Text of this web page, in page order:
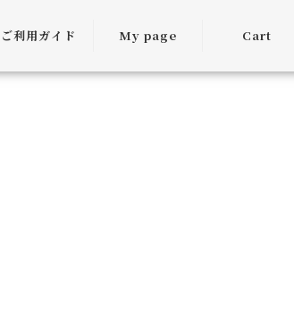
ご利用ガイド
ご利用ガイド
My page Cart